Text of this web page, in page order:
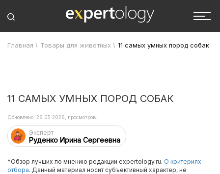
Главная \ Товары для животных \ 11 самых умных пород собак
11 САМЫХ УМНЫХ ПОРОД СОБАК
Эксперт
Руденко Ирина Сергеевна
Обновлено: 26.05.2026, просмотров:
*Обзор лучших по мнению редакции expertology.ru. О критериях
отбора. Данный материал носит субъективный характер, не